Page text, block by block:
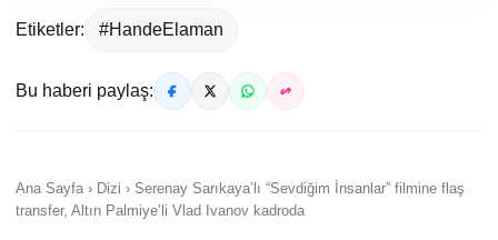
Etiketler: #HandeElaman
Bu haberi paylaş:
Ana Sayfa › Dizi › Serenay Sarıkaya’lı “Sevdiğim İnsanlar” filmine flaş
transfer, Altın Palmiye’li Vlad Ivanov kadroda